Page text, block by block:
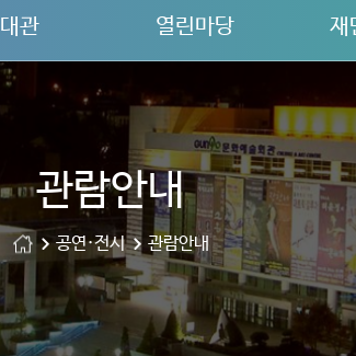
대관 열린마당 재
관람안내
공연·전시 관람안내